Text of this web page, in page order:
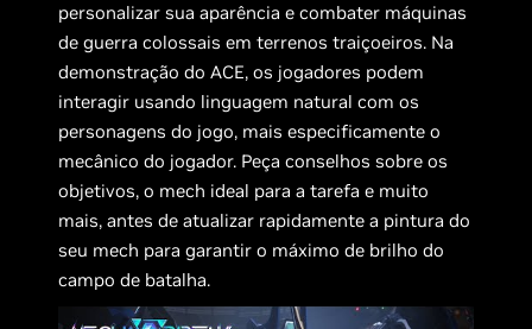
personalizar sua aparência e combater máquinas
de guerra colossais em terrenos traiçoeiros. Na
demonstração do ACE, os jogadores podem
interagir usando linguagem natural com os
personagens do jogo, mais especificamente o
mecânico do jogador. Peça conselhos sobre os
objetivos, o mech ideal para a tarefa e muito
mais, antes de atualizar rapidamente a pintura do
seu mech para garantir o máximo de brilho do
campo de batalha.